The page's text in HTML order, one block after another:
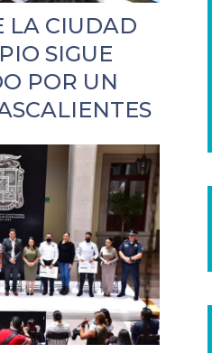
LA CIUDAD
SIGUE
POR UN